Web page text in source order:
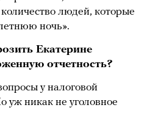
людей, которые
ночь».
Екатерине
отчетность?
у налоговой
уж никак не уголовное